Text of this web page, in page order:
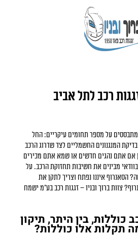
רכב לתל אביב
מתבססים על מספר תחומים עיקריים: החל
המנגנונים החשמליים לצד שדרוג הרכב
אם אתם נהגים חדשים או שמא אתם מכירים
מבינים את חשיבות תחזוקת הרכב. על
הסאנרוף איננו נפתח וצריך לתקן את
צוות ברוך ובניו – זגגות רכב בע"מ ישמח
כוללות, בין היתר, תיקון
תקלות אלו כוללות?